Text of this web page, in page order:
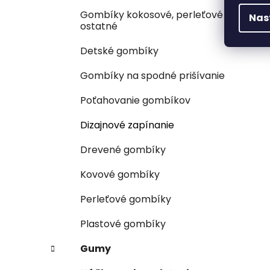
Gombíky kokosové, perleťové a
ostatné
Detské gombíky
Gombíky na spodné prišívanie
Poťahovanie gombíkov
Dizajnové zapínanie
Drevené gombíky
Kovové gombíky
Perleťové gombíky
Plastové gombíky
Gumy